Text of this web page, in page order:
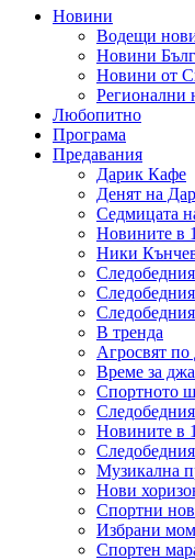
Новини
Водещи
Новини
Новини от
Регионални
Любопитно
Програма
Предавания
Дарик Кафе
Денят на
Седмицата
Новините в
Ники
В тренда
Агросвят
Време за
Спортното
Новините в
Музикална
Нови
Спортни
Избрани
Спортен